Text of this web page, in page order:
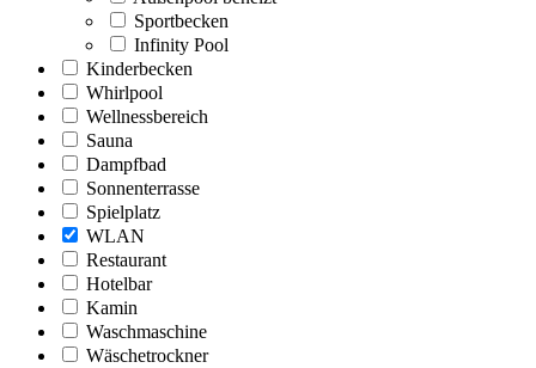
Sportbecken
Infinity Pool
Kinderbecken
Whirlpool
Wellnessbereich
Sauna
Dampfbad
Sonnenterrasse
Spielplatz
WLAN
Restaurant
Hotelbar
Kamin
Waschmaschine
Wäschetrockner